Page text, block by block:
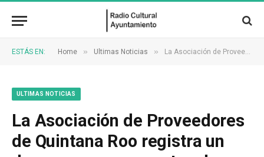
ESTÁS EN: Home » Ultimas Noticias » La Asociación de Proveedores de Quintana Roo registra un descenso en sus ventas de entre el 20 y 30 por ciento.
ULTIMAS NOTICIAS
La Asociación de Proveedores
de Quintana Roo registra un